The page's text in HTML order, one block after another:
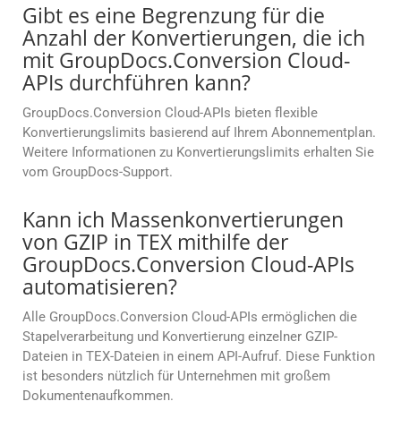
Gibt es eine Begrenzung für die
Anzahl der Konvertierungen, die ich
mit GroupDocs.Conversion Cloud-
APIs durchführen kann?
GroupDocs.Conversion Cloud-APIs bieten flexible
Konvertierungslimits basierend auf Ihrem Abonnementplan.
Weitere Informationen zu Konvertierungslimits erhalten Sie
vom GroupDocs-Support.
Kann ich Massenkonvertierungen
von GZIP in TEX mithilfe der
GroupDocs.Conversion Cloud-APIs
automatisieren?
Alle GroupDocs.Conversion Cloud-APIs ermöglichen die
Stapelverarbeitung und Konvertierung einzelner GZIP-
Dateien in TEX-Dateien in einem API-Aufruf. Diese Funktion
ist besonders nützlich für Unternehmen mit großem
Dokumentenaufkommen.